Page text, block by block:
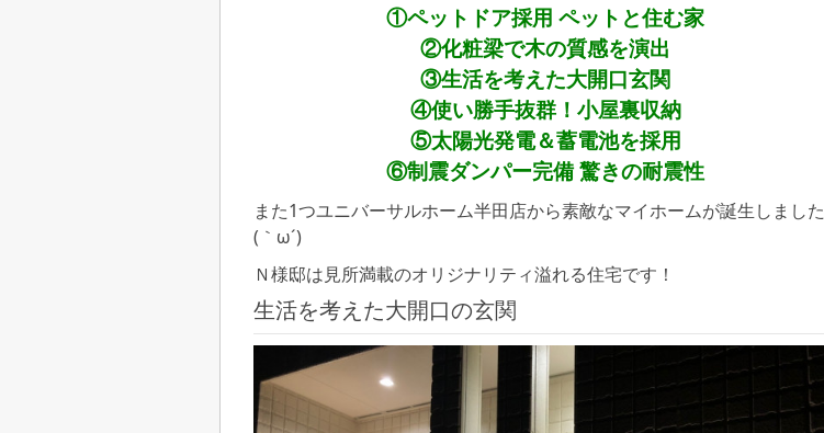
①ペットドア採用 ペットと住む家
②化粧梁で木の質感を演出
③生活を考えた大開口玄関
④使い勝手抜群！小屋裏収納
⑤太陽光発電＆蓄電池を採用
⑥制震ダンパー完備 驚きの耐震性
また1つユニバーサルホーム半田店から素敵なマイホームが誕生しました
(｀ω´)
Ｎ様邸は見所満載のオリジナリティ溢れる住宅です！
生活を考えた大開口の玄関